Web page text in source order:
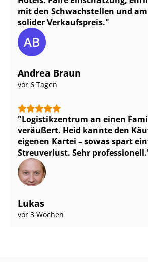
mit den Schwachstellen und am
solider Verkaufspreis.
Andrea Braun
vor 6 Tagen
Logistikzentrum an einen
veräußert. Heid kannte den
eigenen Kartei – sowas spart
Streuverlust. Sehr professionell.
Lukas
vor 3 Wochen